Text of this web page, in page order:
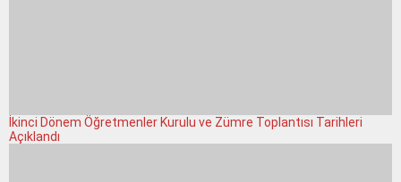
İkinci Dönem Öğretmenler Kurulu ve Zümre Toplantısı Tarihleri
Açıklandı